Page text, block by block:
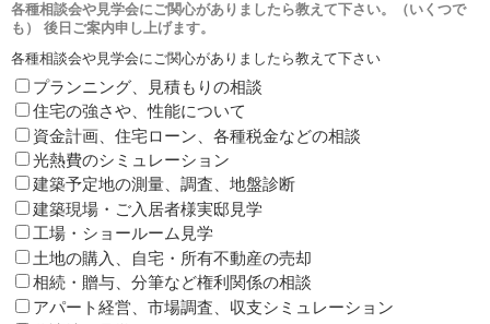
各種相談会や見学会にご関心がありましたら教えて下さい。（いくつで
も） 後日ご案内申し上げます。
各種相談会や見学会にご関心がありましたら教えて下さい
プランニング、見積もりの相談
住宅の強さや、性能について
資金計画、住宅ローン、各種税金などの相談
光熱費のシミュレーション
建築予定地の測量、調査、地盤診断
建築現場・ご入居者様実邸見学
工場・ショールーム見学
土地の購入、自宅・所有不動産の売却
相続・贈与、分筆など権利関係の相談
アパート経営、市場調査、収支シミュレーション